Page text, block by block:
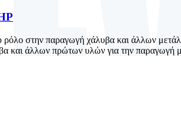
ρόλο στην παραγωγή χάλυβα και άλλων
και άλλων πρώτων υλών για την